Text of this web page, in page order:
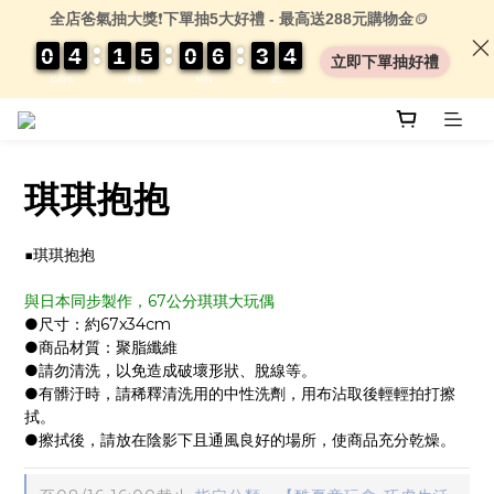
琪琪抱抱
■琪琪抱抱
與日本同步製作，67公分琪琪大玩偶
●尺寸：約67x34cm
●商品材質：聚脂纖維
●請勿清洗，以免造成破壞形狀、脫線等。
●有髒汙時，請稀釋清洗用的中性洗劑，用布沾取後輕輕拍打擦
拭。
●擦拭後，請放在陰影下且通風良好的場所，使商品充分乾燥。
全店爸氣抽大獎❗下單抽5大好禮 - 最高送288元購物金🪙
DAYS
0
0
0
0 4
4
4
4
HRS
1
1
1
1 5
5
5
5
MIN
0
0
0
0 6
6
6
6
SEC
3
3
3
3 0
0
3
3
3
3 立即下單抽好禮